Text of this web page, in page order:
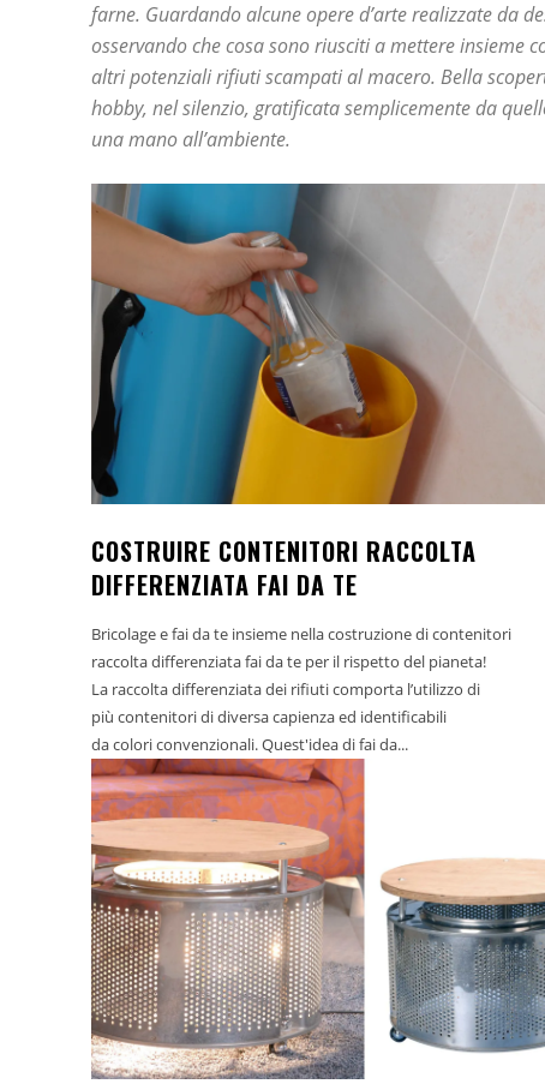
farne. Guardando alcune opere d’arte realizzate da
osservando che cosa sono riusciti a mettere insieme
altri potenziali rifiuti scampati al macero. Bella
hobby, nel silenzio, gratificata semplicemente da
una mano all’ambiente.
COSTRUIRE CONTENITORI RACCOLTA
DIFFERENZIATA FAI DA TE
Bricolage e fai da te insieme nella costruzione di contenitori
raccolta differenziata fai da te per il rispetto del pianeta!
La raccolta differenziata dei rifiuti comporta l’utilizzo di
più contenitori di diversa capienza ed identificabili
da colori convenzionali. Quest'idea di fai da...